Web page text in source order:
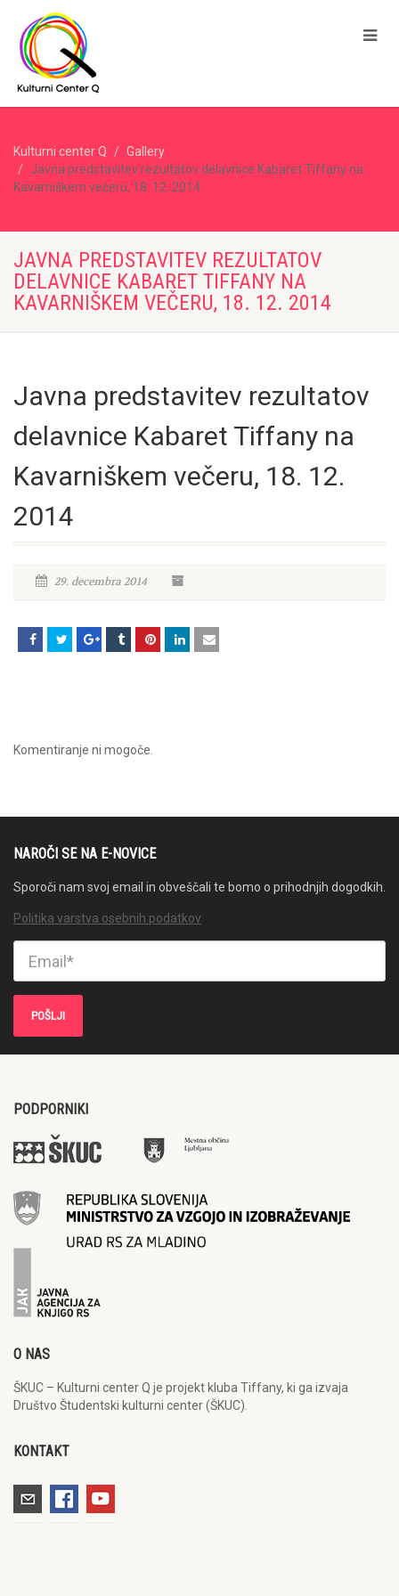
Kulturni center Q
Gallery
Javna predstavitev rezultatov delavnice Kabaret Tiffany na
Kavarniškem večeru, 18. 12. 2014
JAVNA PREDSTAVITEV REZULTATOV
DELAVNICE KABARET TIFFANY NA
KAVARNIŠKEM VEČERU, 18. 12. 2014
Javna predstavitev rezultatov
delavnice Kabaret Tiffany na
Kavarniškem večeru, 18. 12.
2014
29. decembra 2014
Komentiranje ni mogoče.
NAROČI SE NA E-NOVICE
Sporoči nam svoj email in obveščali te bomo o prihodnjih dogodkih.
Politika varstva osebnih podatkov
PODPORNIKI
O NAS
ŠKUC – Kulturni center Q je projekt kluba Tiffany, ki ga izvaja
Društvo Študentski kulturni center (ŠKUC).
KONTAKT